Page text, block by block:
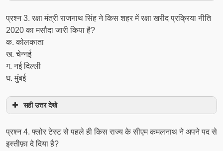
प्रश्न 3. रक्षा मंत्री राजनाथ सिंह ने किस शहर में रक्षा खरीद प्रक्रिया नीति
2020 का मसौदा जारी किया है?
क. कोलकाता
ख. चेन्नई
ग. नई दिल्ली
घ. मुंबई
सही उत्तर देखे
प्रश्न 4. फ्लोर टेस्ट से पहले ही किस राज्य के सीएम कमलनाथ ने अपने पद से
इस्तीफ़ा दे दिया है?